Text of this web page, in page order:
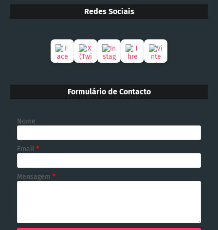
Redes Sociais
Formulário de Contacto
Nome
Email *
Mensagem *